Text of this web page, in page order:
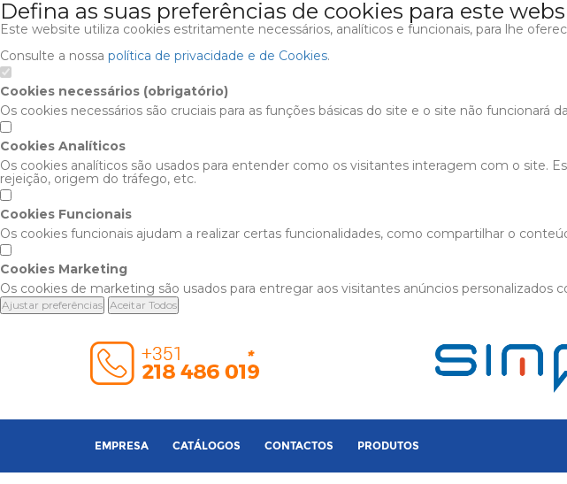
Defina as suas preferências de cookies para este
Este website utiliza cookies estritamente necessários, analíticos e funcionais, para lhe
Consulte a nossa política de privacidade e de Cookies.
Cookies necessários (obrigatório)
Os cookies necessários são cruciais para as funções básicas do site e o site não funcionará
Cookies Analíticos
Os cookies analíticos são usados para entender como os visitantes interagem com o site.
rejeição, origem do tráfego, etc.
Cookies Funcionais
Os cookies funcionais ajudam a realizar certas funcionalidades, como compartilhar o
Cookies Marketing
Os cookies de marketing são usados para entregar aos visitantes anúncios personalizados
Ajustar preferências Aceitar Todos
EMPRESA CATÁLOGOS CONTACTOS PRODUTOS